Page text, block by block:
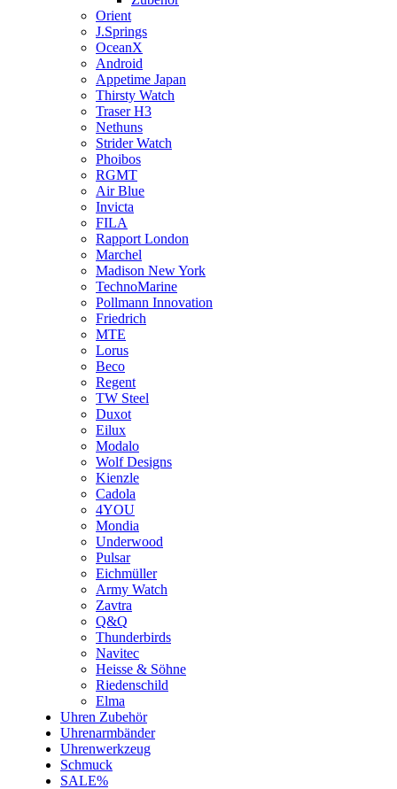
Orient
J.Springs
OceanX
Android
Appetime Japan
Thirsty Watch
Traser H3
Nethuns
Strider Watch
Phoibos
RGMT
Air Blue
Invicta
FILA
Rapport London
Marchel
Madison New York
TechnoMarine
Pollmann Innovation
Friedrich
MTE
Lorus
Beco
Regent
TW Steel
Duxot
Eilux
Modalo
Wolf Designs
Kienzle
Cadola
4YOU
Mondia
Underwood
Pulsar
Eichmüller
Army Watch
Zavtra
Q&Q
Thunderbirds
Navitec
Heisse & Söhne
Riedenschild
Elma
Uhren Zubehör
Uhrenarmbänder
Uhrenwerkzeug
Schmuck
SALE%